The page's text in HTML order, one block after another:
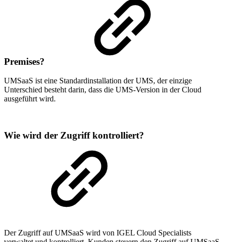
Premises?
UMSaaS ist eine Standardinstallation der UMS, der einzige
Unterschied besteht darin, dass die UMS-Version in der Cloud
ausgeführt wird.
Wie wird der Zugriff kontrolliert?
Der Zugriff auf UMSaaS wird von IGEL Cloud Specialists